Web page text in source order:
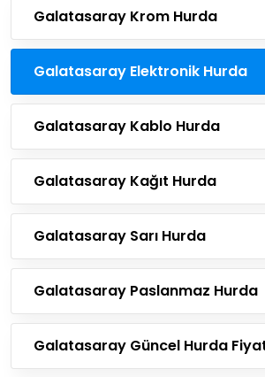
Galatasaray Krom Hurda
Galatasaray Elektronik Hurda
Galatasaray Kablo Hurda
Galatasaray Kağıt Hurda
Galatasaray Sarı Hurda
Galatasaray Paslanmaz Hurda
Galatasaray Güncel Hurda